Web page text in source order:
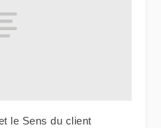
le Sens du client